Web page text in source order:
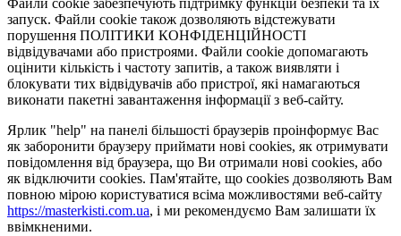
Файли cookie забезпечують підтримку функцій безпеки та їх
запуск. Файли cookie також дозволяють відстежувати
порушення ПОЛІТИКИ КОНФІДЕНЦІЙНОСТІ
відвідувачами або пристроями. Файли cookie допомагають
оцінити кількість і частоту запитів, а також виявляти і
блокувати тих відвідувачів або пристрої, які намагаються
виконати пакетні завантаження інформації з веб-сайту.
Ярлик "help" на панелі більшості браузерів проінформує Вас
як заборонити браузеру приймати нові cookies, як отримувати
повідомлення від браузера, що Ви отримали нові cookies, або
як відключити cookies. Пам'ятайте, що cookies дозволяють Вам
повною мірою користуватися всіма можливостями веб-сайту
https://masterkisti.com.ua, і ми рекомендуємо Вам залишати їх
ввімкненими.